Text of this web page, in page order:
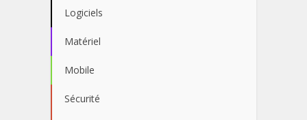
Logiciels
Matériel
Mobile
Sécurité